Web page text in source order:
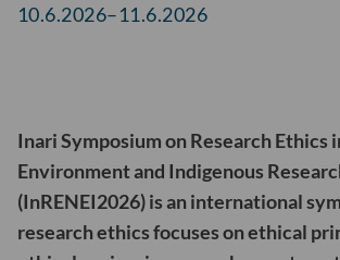
10.6.2026–11.6.2026
Inari Symposium on Research Ethics
Environment and Indigenous
(InRENEI2026) is an international
research ethics focuses on ethical